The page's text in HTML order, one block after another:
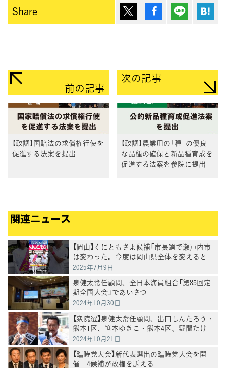
Share ポスト シェア Lineで送
前の記事
【政調】国賠法の求償権行使を
促進する法案を提出
次の記事
【政調】農業用の「種」の優良
な品種の確保と新品種育成を
促進する法案を参院に提出
関連ニュース
【岡山】くにともさよ候補「市長選で瀬戸内市
は変わった。今度は岡山県全体を変えると
き」泉健太常任顧問と訴え
2025年7月9日
泉健太常任顧問、全日本海員組合「第85回定
期全国大会」であいさつ
2024年10月30日
【衆院選】泉健太常任顧問、出口しんたろう・
熊本1区、笹本ゆきこ・熊本4区、野間たけ
し・鹿児島3区、川内ひろし・鹿児島1区各候
2024年10月21日
【臨時党大会】新代表選出の臨時党大会を開
催 4候補が政権を訴える